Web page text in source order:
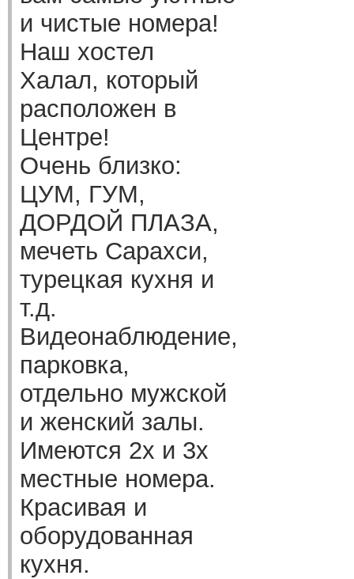
и чистые номера!
Наш хостел
Халал, который
расположен в
Центре!
Очень близко:
ЦУМ, ГУМ,
ДОРДОЙ ПЛАЗА,
мечеть Сарахси,
турецкая кухня и
т.д.
Видеонаблюдение,
парковка,
отдельно мужской
и женский залы.
Имеются 2х и 3х
местные номера.
Красивая и
оборудованная
кухня.